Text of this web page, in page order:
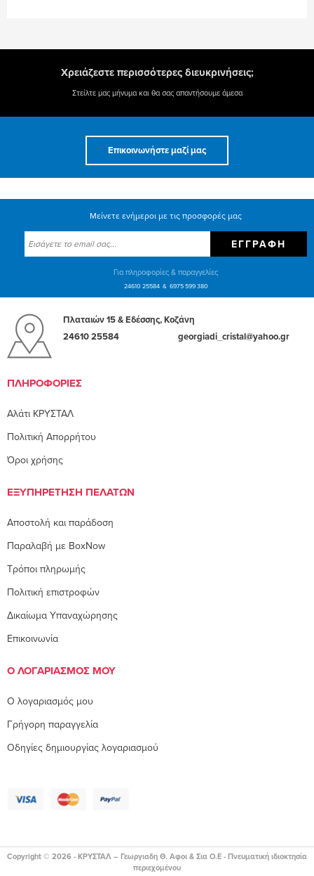
Χρειάζεστε περισσότερες διευκρινήσεις;
Στείλτε μας μήνυμα και θα σας απαντήσουμε άμεσα
Επικοινωνήστε μαζί μας
Μείνετε ενήμεροι με τις προσφορές μας
ΕΓΓΡΑΦΉ
Για πληροφορίες & παραγγελίες
24610 25584 6975 599 380
Πλαταιών 15 & Εδέσσης, Κοζάνη
24610 25584
georgiadi_cristal@yahoo.gr
ΠΛΗΡΟΦΟΡΊΕΣ
Αλάτι ΚΡΥΣΤΑΛ
Πολιτική Απορρήτου
Όροι χρήσης
ΕΞΥΠΗΡΈΤΗΣΗ ΠΕΛΑΤΏΝ
Αποστολή και παράδοση
Παραλαβή με BoxNow
Τρόποι πληρωμής
Πολιτική επιστροφών
Δικαίωμα Υπαναχώρησης
Επικοινωνία
Ο ΛΟΓΑΡΙΑΣΜΌΣ ΜΟΥ
O λογαριασμός μου
Γρήγορη παραγγελία
Οδηγίες δημιουργίας λογαριασμού
Copyright © 2026 - ΚΡΥΣΤΑΛ – Γεωργιαδη Θ. Αφοι & Σια Ο.Ε - Πνευματική ιδιοκτησία
περιεχομένου